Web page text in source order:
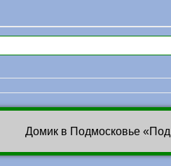
Домик в Подмосковье